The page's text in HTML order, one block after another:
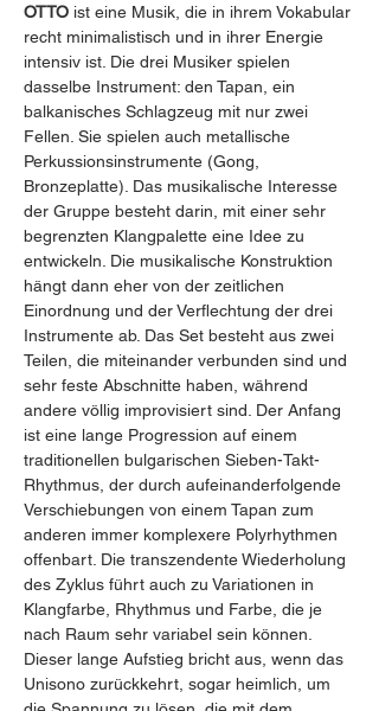
OTTO ist eine Musik, die in ihrem Vokabular
recht minimalistisch und in ihrer Energie
intensiv ist. Die drei Musiker spielen
dasselbe Instrument: den Tapan, ein
balkanisches Schlagzeug mit nur zwei
Fellen. Sie spielen auch metallische
Perkussionsinstrumente (Gong,
Bronzeplatte). Das musikalische Interesse
der Gruppe besteht darin, mit einer sehr
begrenzten Klangpalette eine Idee zu
entwickeln. Die musikalische Konstruktion
hängt dann eher von der zeitlichen
Einordnung und der Verflechtung der drei
Instrumente ab. Das Set besteht aus zwei
Teilen, die miteinander verbunden sind und
sehr feste Abschnitte haben, während
andere völlig improvisiert sind. Der Anfang
ist eine lange Progression auf einem
traditionellen bulgarischen Sieben-Takt-
Rhythmus, der durch aufeinanderfolgende
Verschiebungen von einem Tapan zum
anderen immer komplexere Polyrhythmen
offenbart. Die transzendente Wiederholung
des Zyklus führt auch zu Variationen in
Klangfarbe, Rhythmus und Farbe, die je
nach Raum sehr variabel sein können.
Dieser lange Aufstieg bricht aus, wenn das
Unisono zurückkehrt, sogar heimlich, um